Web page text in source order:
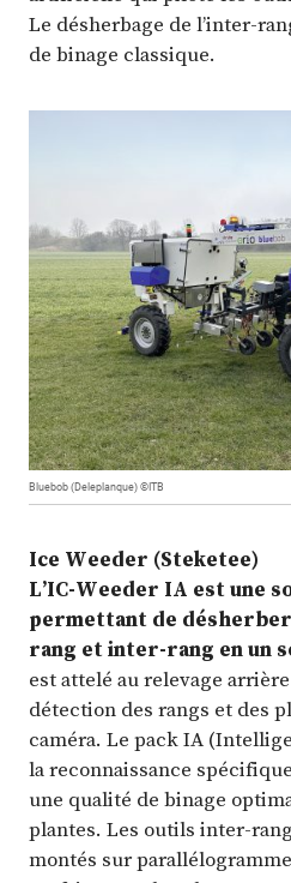
Le désherbage de l’inter-
de binage classique.
Bluebob (Deleplanque) ©ITB
Ice Weeder (Steketee)
L’IC-Weeder IA est une
permettant de
rang et inter-rang en un
est attelé au relevage
détection des rangs et des
caméra. Le pack IA
la reconnaissance
une qualité de binage
plantes. Les outils inter-
montés sur